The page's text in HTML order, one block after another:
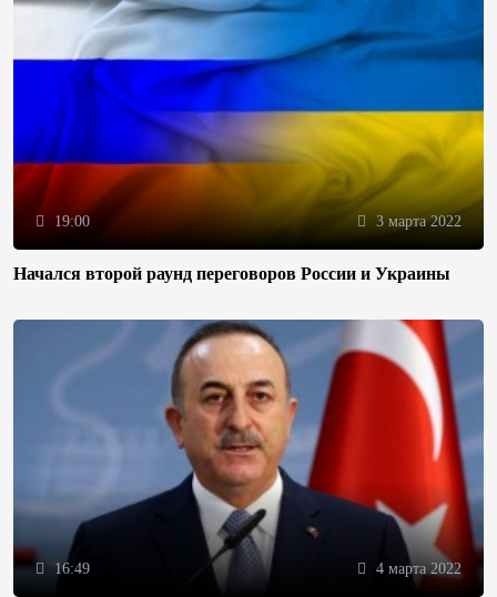
19:00 3 марта 2022
Начался второй раунд переговоров России и Украины
16:49 4 марта 2022